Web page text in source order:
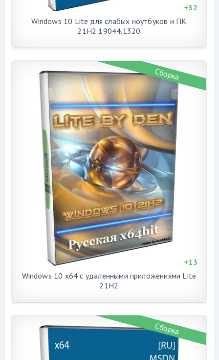
Windows 10 Lite для слабых ноутбуков и ПК
21H2 19044.1320
+32
Сборка
Windows 10 x64 с удаленными приложениями Lite
21H2
+13
Сборка